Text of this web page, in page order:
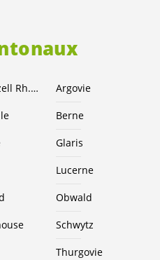
Appenzell Rh.-I. Argovie
Berne
Glaris
Lucerne
Obwald
Schwytz
Thurgovie